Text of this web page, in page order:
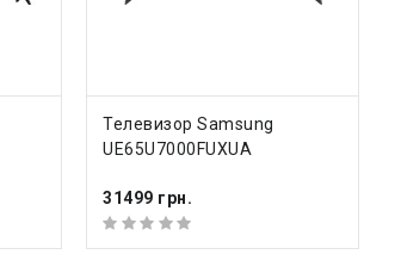
КУПИТЬ
Телевизор Samsung
UE65U7000FUXUA
31499 грн.
1451x901x313 мм